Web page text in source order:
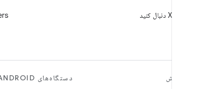
کاوش دستگاه‌های ANDROID